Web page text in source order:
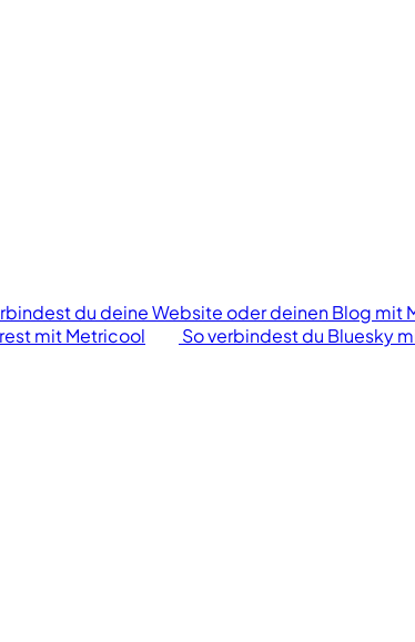
du deine Website oder deinen Blog mit
mit Metricool
So verbindest du Bluesky